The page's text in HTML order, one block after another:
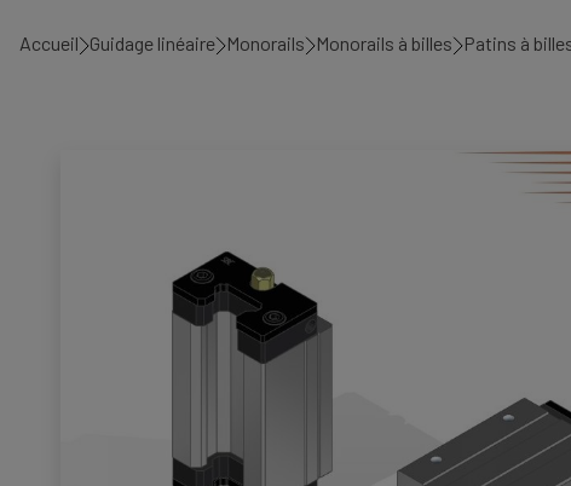
Accueil Guidage linéaire Monorails Monorails à billes Patins à